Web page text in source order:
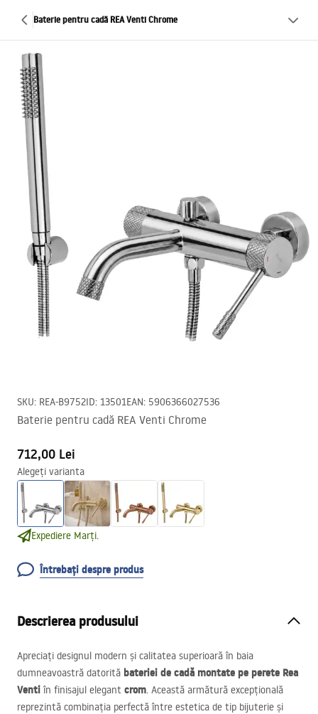
Baterie pentru cadă REA Venti Chrome
SKU: REA-B9752ID: 13501EAN: 5906366027536
Baterie pentru cadă REA Venti Chrome
712,00 Lei
Alegeți varianta
Expediere Marți.
Întrebați despre produs
Descrierea produsului
Apreciați designul modern și calitatea superioară în baia
dumneavoastră datorită bateriei de cadă montate pe perete Rea
Venti în finisajul elegant crom. Această armătură excepțională
reprezintă combinația perfectă între estetica de tip bijuterie și